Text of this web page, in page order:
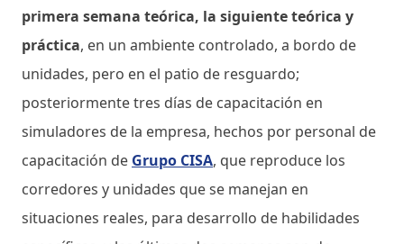
primera semana teórica, la siguiente teórica y
práctica, en un ambiente controlado, a bordo de
unidades, pero en el patio de resguardo;
posteriormente tres días de capacitación en
simuladores de la empresa, hechos por personal de
capacitación de Grupo CISA, que reproduce los
corredores y unidades que se manejan en
situaciones reales, para desarrollo de habilidades